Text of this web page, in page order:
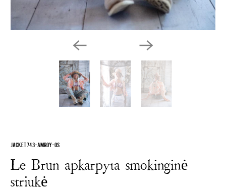
JACKET 743-AMROY-OS
Le Brun apkarpyta smokinginė
striukė